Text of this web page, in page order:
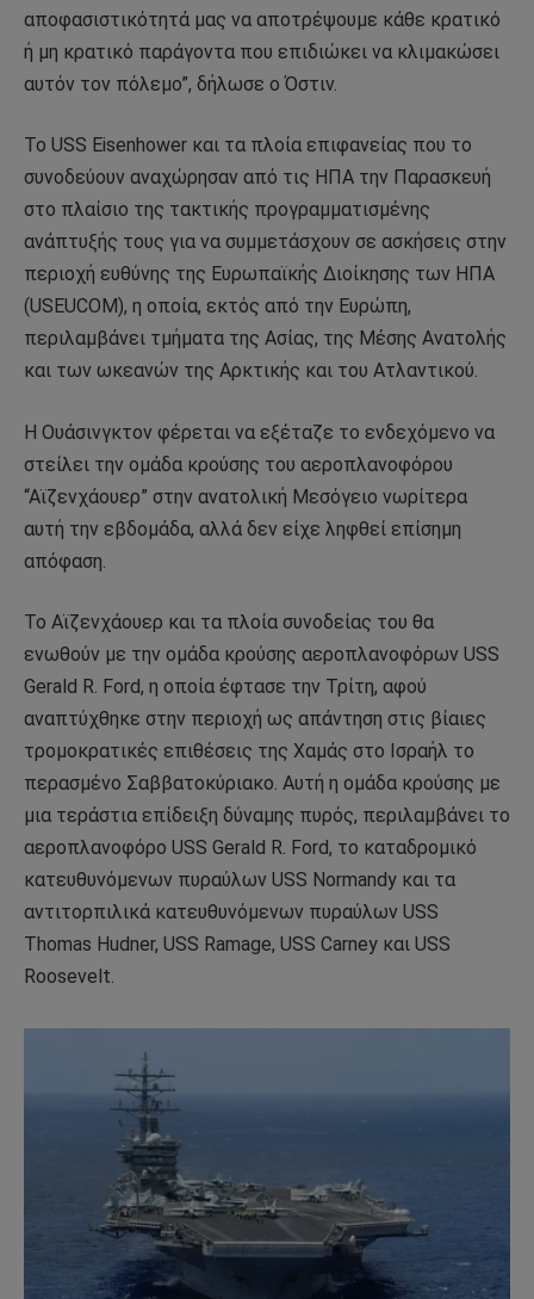
αποφασιστικότητά μας να αποτρέψουμε κάθε κρατικό
ή μη κρατικό παράγοντα που επιδιώκει να κλιμακώσει
αυτόν τον πόλεμο”, δήλωσε ο Όστιν.
Το USS Eisenhower και τα πλοία επιφανείας που το
συνοδεύουν αναχώρησαν από τις ΗΠΑ την Παρασκευή
στο πλαίσιο της τακτικής προγραμματισμένης
ανάπτυξής τους για να συμμετάσχουν σε ασκήσεις στην
περιοχή ευθύνης της Ευρωπαϊκής Διοίκησης των ΗΠΑ
(USEUCOM), η οποία, εκτός από την Ευρώπη,
περιλαμβάνει τμήματα της Ασίας, της Μέσης Ανατολής
και των ωκεανών της Αρκτικής και του Ατλαντικού.
Η Ουάσινγκτον φέρεται να εξέταζε το ενδεχόμενο να
στείλει την ομάδα κρούσης του αεροπλανοφόρου
“Αϊζενχάουερ” στην ανατολική Μεσόγειο νωρίτερα
αυτή την εβδομάδα, αλλά δεν είχε ληφθεί επίσημη
απόφαση.
Το Αϊζενχάουερ και τα πλοία συνοδείας του θα
ενωθούν με την ομάδα κρούσης αεροπλανοφόρων USS
Gerald R. Ford, η οποία έφτασε την Τρίτη, αφού
αναπτύχθηκε στην περιοχή ως απάντηση στις βίαιες
τρομοκρατικές επιθέσεις της Χαμάς στο Ισραήλ το
περασμένο Σαββατοκύριακο. Αυτή η ομάδα κρούσης με
μια τεράστια επίδειξη δύναμης πυρός, περιλαμβάνει το
αεροπλανοφόρο USS Gerald R. Ford, το καταδρομικό
κατευθυνόμενων πυραύλων USS Normandy και τα
αντιτορπιλικά κατευθυνόμενων πυραύλων USS
Thomas Hudner, USS Ramage, USS Carney και USS
Roosevelt.